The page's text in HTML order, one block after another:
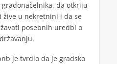
da otkriju
žive u nekretnini i da se
posebnih uredbi o
je tvrdio da je gradsko